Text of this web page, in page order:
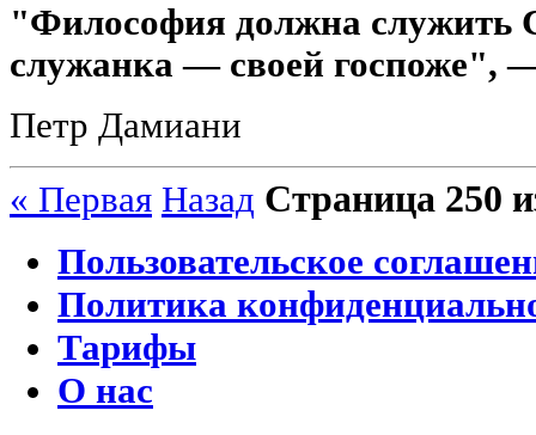
"Философия должна
служанка — своей госпоже",
Петр Дамиани
« Первая Назад Страница 250
Пользовательское
Политика
Тарифы
О нас